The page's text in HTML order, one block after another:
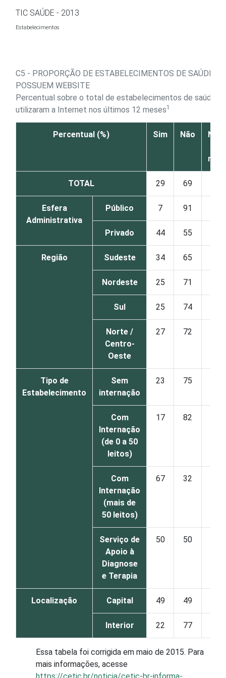
Ir para o conteúdo
TIC SAÚDE - 2013
Estabelecimentos
C5 - PROPORÇÃO DE ESTABELECIMENTOS DE SAÚDE
POSSUEM WEBSITE
Percentual sobre o total de estabelecimentos de saúde
utilizaram a Internet nos últimos 12 meses1
Percentual (%) Sim Não
Não
TOTAL 29 69
Esfera
Administrativa
Público 7 91
Privado 44 55
Região Sudeste 34 65
Nordeste 25 71
Sul 25 74
Norte /
Centro-
Oeste
27 72
Tipo de
Estabelecimento
Sem
internação
23 75
Com
Internação
(de 0 a 50
leitos)
17 82
Com
Internação
(mais de
50 leitos)
67 32
Serviço de
Apoio à
Diagnose
e Terapia
50 50
Localização Capital 49 49
Interior 22 77
Essa tabela foi corrigida em maio de 2015. Para
mais informações, acesse